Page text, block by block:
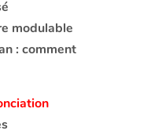
modulable
: comment